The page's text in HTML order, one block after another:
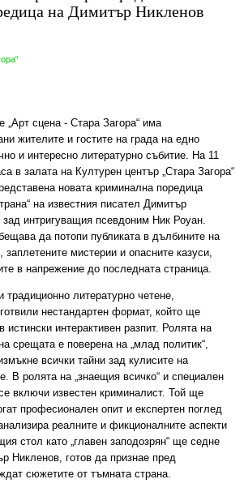
на Димитър Никленов
„Арт сцена - Стара Загора“ има
жителите и гостите на града на едно
и интересно литературно събитие. На 11
в залата на Културен център „Стара Загора“
новата криминална поредица
на известния писател Димитър
зад интригуващия псевдоним Ник Роуан.
да потопи публиката в дълбините на
мистерии и опасните казуси,
в напрежение до последната страница.
традиционно литературно четене,
нестандартен формат, който ще
истински интерактивен разпит. Ролята на
срещата е поверена на „млад политик“,
всички тайни зад кулисите на
В ролята на „знаещия всичко“ и специален
включи известен криминалист. Той ще
професионален опит и експертен поглед
реалните и фикционалните аспекти
стол като „главен заподозрян“ ще седне
Никленов, готов да признае пред
сюжетите от тъмната страна.